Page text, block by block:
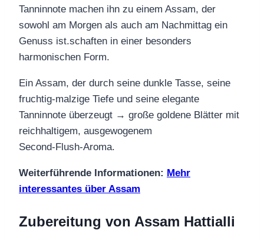
Tanninnote machen ihn zu einem Assam, der
sowohl am Morgen als auch am Nachmittag ein
Genuss ist.schaften in einer besonders
harmonischen Form.
Ein Assam, der durch seine dunkle Tasse, seine
fruchtig‑malzige Tiefe und seine elegante
Tanninnote überzeugt → große goldene Blätter mit
reichhaltigem, ausgewogenem
Second‑Flush‑Aroma.
Weiterführende Informationen: Mehr
interessantes über Assam
Zubereitung von Assam Hattialli